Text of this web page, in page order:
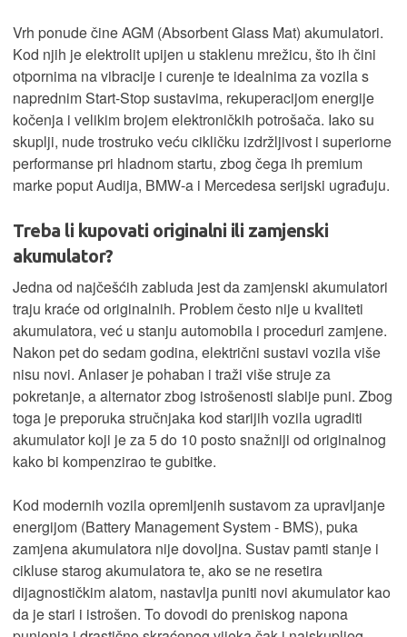
Vrh ponude čine AGM (Absorbent Glass Mat) akumulatori.
Kod njih je elektrolit upijen u staklenu mrežicu, što ih čini
otpornima na vibracije i curenje te idealnima za vozila s
naprednim Start-Stop sustavima, rekuperacijom energije
kočenja i velikim brojem elektroničkih potrošača. Iako su
skuplji, nude trostruko veću cikličku izdržljivost i superiorne
performanse pri hladnom startu, zbog čega ih premium
marke poput Audija, BMW-a i Mercedesa serijski ugrađuju.
Treba li kupovati originalni ili zamjenski
akumulator?
Jedna od najčešćih zabluda jest da zamjenski akumulatori
traju kraće od originalnih. Problem često nije u kvaliteti
akumulatora, već u stanju automobila i proceduri zamjene.
Nakon pet do sedam godina, električni sustavi vozila više
nisu novi. Anlaser je pohaban i traži više struje za
pokretanje, a alternator zbog istrošenosti slabije puni. Zbog
toga je preporuka stručnjaka kod starijih vozila ugraditi
akumulator koji je za 5 do 10 posto snažniji od originalnog
kako bi kompenzirao te gubitke.
Kod modernih vozila opremljenih sustavom za upravljanje
energijom (Battery Management System - BMS), puka
zamjena akumulatora nije dovoljna. Sustav pamti stanje i
cikluse starog akumulatora te, ako se ne resetira
dijagnostičkim alatom, nastavlja puniti novi akumulator kao
da je stari i istrošen. To dovodi do preniskog napona